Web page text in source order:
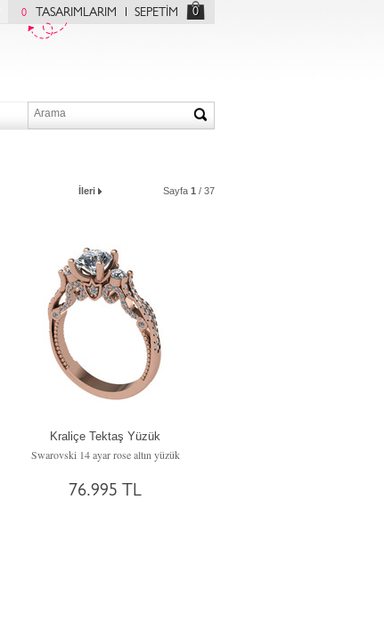
0 TASARIMLARIM SEPETİM 0
İleri Sayfa 1 / 37
Kraliçe Tektaş Yüzük
Swarovski 14 ayar rose altın yüzük
76.995 TL